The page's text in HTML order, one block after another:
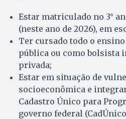
Estar matriculado no 3°
(neste ano de 2026), em
Ter cursado todo o
pública ou como bolsista
privada;
Estar em situação de
socioeconômica e
Cadastro Único para
governo federal